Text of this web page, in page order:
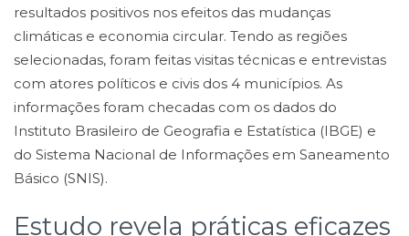
resultados positivos nos efeitos das mudanças
climáticas e economia circular. Tendo as regiões
selecionadas, foram feitas visitas técnicas e entrevistas
com atores políticos e civis dos 4 municípios. As
informações foram checadas com os dados do
Instituto Brasileiro de Geografia e Estatística (IBGE) e
do Sistema Nacional de Informações em Saneamento
Básico (SNIS).
Estudo revela práticas eficazes